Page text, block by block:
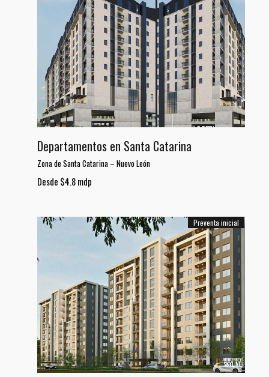
Departamentos en Santa Catarina
Zona de Santa Catarina – Nuevo León
Desde $4.8 mdp
Preventa inicial